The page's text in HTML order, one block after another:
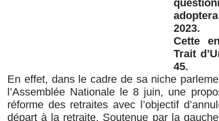
2023.
Cette
Trait
45.
En effet, dans le cadre de sa niche
l’Assemblée Nationale le 8 juin, une
réforme des retraites avec l’objectif
départ à la retraite. Soutenue par la